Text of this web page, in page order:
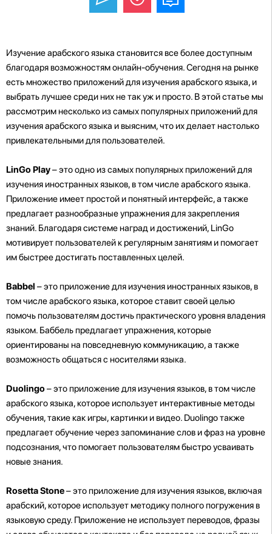
Изучение арабского языка становится все более доступным
благодаря возможностям онлайн-обучения. Сегодня на рынке
есть множество приложений для изучения арабского языка, и
выбрать лучшее среди них не так уж и просто. В этой статье мы
рассмотрим несколько из самых популярных приложений для
изучения арабского языка и выясним, что их делает настолько
привлекательными для пользователей.
LinGo Play– это одно из самых популярных приложений для
изучения иностранных языков, в том числе арабского языка.
Приложение имеет простой и понятный интерфейс, а также
предлагает разнообразные упражнения для закрепления
знаний. Благодаря системе наград и достижений, LinGo
мотивирует пользователей к регулярным занятиям и помогает
им быстрее достигать поставленных целей.
Babbel – это приложение для изучения иностранных языков, в
том числе арабского языка, которое ставит своей целью
помочь пользователям достичь практического уровня владения
языком. Баббель предлагает упражнения, которые
ориентированы на повседневную коммуникацию, а также
возможность общаться с носителями языка.
Duolingo– это приложение для изучения языков, в том числе
арабского языка, которое использует интерактивные методы
обучения, такие как игры, картинки и видео. Duolingo также
предлагает обучение через запоминание слов и фраз на уровне
подсознания, что помогает пользователям быстро усваивать
новые знания.
Rosetta Stone– это приложение для изучения языков, включая
арабский, которое использует методику полного погружения в
языковую среду. Приложение не использует переводов, фразы